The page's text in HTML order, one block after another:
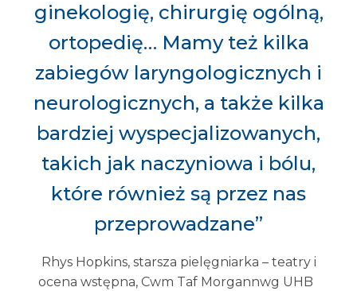
ginekologię, chirurgię ogólną,
ortopedię… Mamy też kilka
zabiegów laryngologicznych i
neurologicznych, a także kilka
bardziej wyspecjalizowanych,
takich jak naczyniowa i bólu,
które również są przez nas
przeprowadzane”
Rhys Hopkins, starsza pielęgniarka – teatry i
ocena wstępna, Cwm Taf Morgannwg UHB